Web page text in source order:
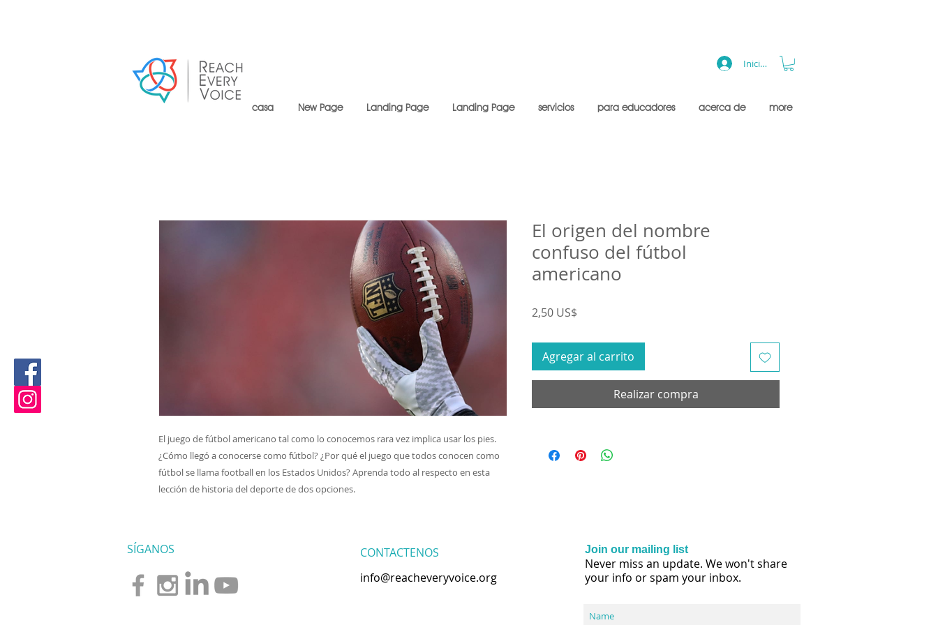
casa New Page Landing Page Landing Page servicios para educadores acerca de more
Iniciar sesión
El juego de fútbol americano tal como lo conocemos rara vez implica usar los pies.
¿Cómo llegó a conocerse como fútbol? ¿Por qué el juego que todos conocen como
fútbol se llama football en los Estados Unidos? Aprenda todo al respecto en esta
lección de historia del deporte de dos opciones.
El origen del nombre
confuso del fútbol
americano
2,50 US$
Agregar al carrito
Realizar compra
SÍGANOS
CONTACTENOS
info@reacheveryvoice.org
Join our mailing list
Never miss an update. We won't share
your info or spam your inbox.